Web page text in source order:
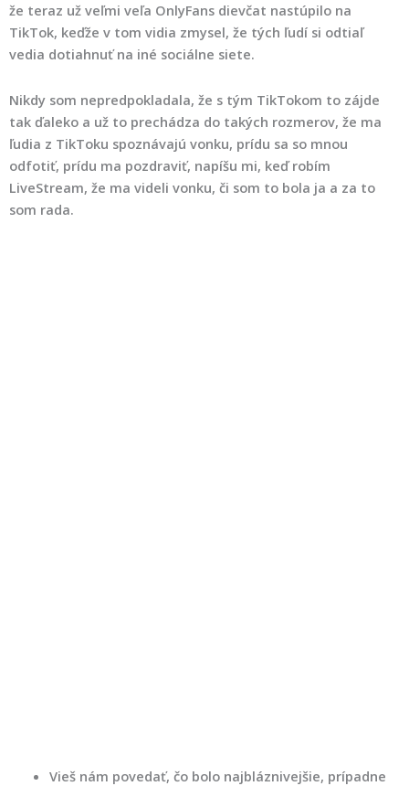
že teraz už veľmi veľa OnlyFans dievčat nastúpilo na
TikTok, keďže v tom vidia zmysel, že tých ľudí si odtiaľ
vedia dotiahnuť na iné sociálne siete.
Nikdy som nepredpokladala, že s tým TikTokom to zájde
tak ďaleko a už to prechádza do takých rozmerov, že ma
ľudia z TikToku spoznávajú vonku, prídu sa so mnou
odfotiť, prídu ma pozdraviť, napíšu mi, keď robím
LiveStream, že ma videli vonku, či som to bola ja a za to
som rada.
Vieš nám povedať, čo bolo najbláznivejšie, prípadne